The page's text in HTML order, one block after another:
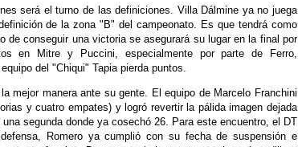
será el turno de las definiciones. Villa Dálmine ya no juega
de la zona "B" del campeonato. Es que tendrá como
conseguir una victoria se asegurará su lugar en la final por
en Mitre y Puccini, especialmente por parte de Ferro,
del "Chiqui" Tapia pierda puntos.
mejor manera ante su gente. El equipo de Marcelo Franchini
y cuatro empates) y logró revertir la pálida imagen dejada
segunda donde ya cosechó 26. Para este encuentro, el DT
Romero ya cumplió con su fecha de suspensión e